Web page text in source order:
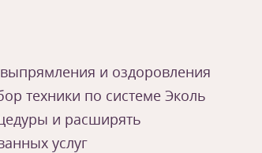
и оздоровления
техники по системе Эколь
и расширять
услуг